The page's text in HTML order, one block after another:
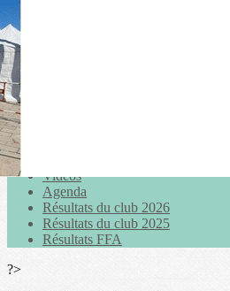
Exporter les lignes sélectionnées
Menu
<
>
Vidéos
Agenda
Résultats du club 2026
Résultats du club 2025
Résultats FFA
?>